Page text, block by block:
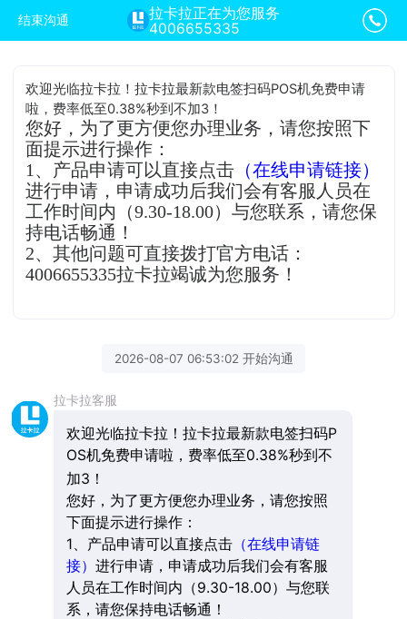
结束沟通
拉卡拉正在为您服务
4006655335
欢迎光临拉卡拉！拉卡拉最新款电签扫码POS机免费申请
啦，费率低至0.38%秒到不加3！
您好，为了更方便您办理业务，请您按照下
面提示进行操作：
1、产品申请可以直接点击 （在线申请链接）
进行申请，申请成功后我们会有客服人员在
工作时间内（9.30-18.00）与您联系，请您保
持电话畅通！
2、其他问题可直接拨打官方电话：
4006655335拉卡拉竭诚为您服务！
2026-08-07 06:53:02 开始沟通
拉卡拉客服
欢迎光临拉卡拉！拉卡拉最新款电签扫码P
OS机免费申请啦，费率低至0.38%秒到不
加3！
您好，为了更方便您办理业务，请您按照
下面提示进行操作：
1、产品申请可以直接点击（在线申请链
接） 进行申请，申请成功后我们会有客服
人员在工作时间内（9.30-18.00）与您联
系，请您保持电话畅通！